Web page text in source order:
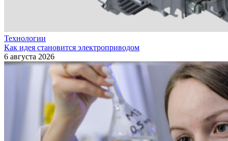
Технологии
Как идея становится электроприводом
6 августа 2026